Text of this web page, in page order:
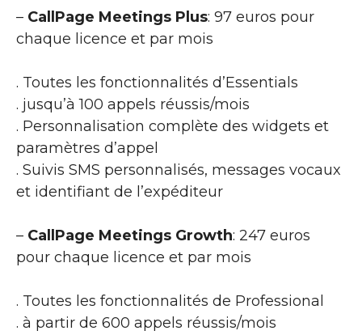
– CallPage Meetings Plus: 97 euros pour
chaque licence et par mois
. Toutes les fonctionnalités d’Essentials
. jusqu’à 100 appels réussis/mois
. Personnalisation complète des widgets et
paramètres d’appel
. Suivis SMS personnalisés, messages vocaux
et identifiant de l’expéditeur
– CallPage Meetings Growth: 247 euros
pour chaque licence et par mois
. Toutes les fonctionnalités de Professional
. à partir de 600 appels réussis/mois